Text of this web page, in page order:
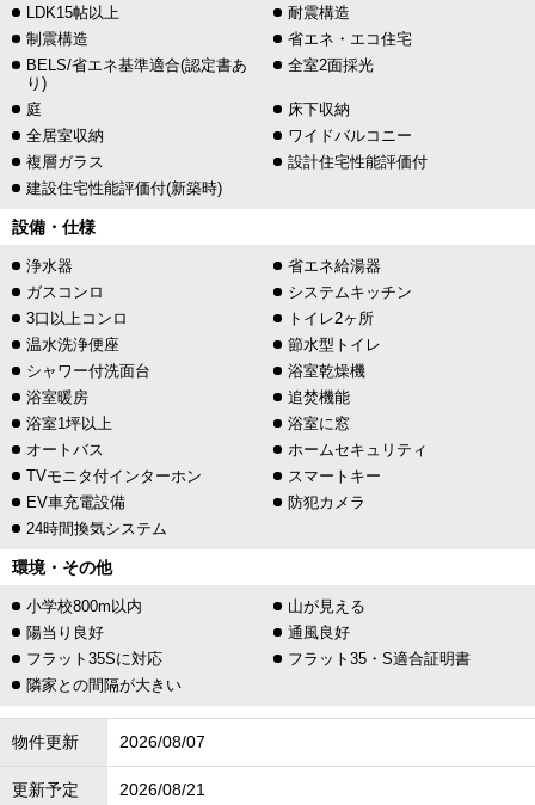
LDK15帖以上
耐震構造
制震構造
省エネ・エコ住宅
BELS/省エネ基準適合(認定書あ
り)
全室2面採光
庭
床下収納
全居室収納
ワイドバルコニー
複層ガラス
設計住宅性能評価付
建設住宅性能評価付(新築時)
設備・仕様
浄水器
省エネ給湯器
ガスコンロ
システムキッチン
3口以上コンロ
トイレ2ヶ所
温水洗浄便座
節水型トイレ
シャワー付洗面台
浴室乾燥機
浴室暖房
追焚機能
浴室1坪以上
浴室に窓
オートバス
ホームセキュリティ
TVモニタ付インターホン
スマートキー
EV車充電設備
防犯カメラ
24時間換気システム
環境・その他
小学校800m以内
山が見える
陽当り良好
通風良好
フラット35Sに対応
フラット35・S適合証明書
隣家との間隔が大きい
物件更新 2026/08/07
更新予定 2026/08/21